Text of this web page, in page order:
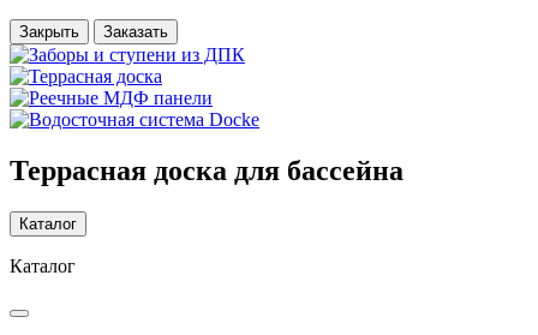
Закрыть Заказать
Террасная доска для бассейна
Каталог
Каталог